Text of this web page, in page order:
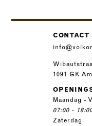
CONTACT
1091 GK
Maandag -
07:00 -
Zaterdag